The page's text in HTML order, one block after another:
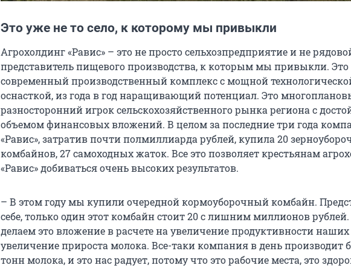
Это уже не то село, к которому мы привыкли
Агрохолдинг «Равис» – это не просто сельхозпредприятие и не
представитель пищевого производства, к которым мы привыкли. Это
современный производственный комплекс с мощной
оснасткой, из года в год наращивающий потенциал. Это
разносторонний игрок сельскохозяйственного рынка региона с
объемом финансовых вложений. В целом за последние три года
«Равис», затратив почти полмиллиарда рублей, купила 20
комбайнов, 27 самоходных жаток. Все это позволяет крестьянам
«Равис» добиваться очень высоких результатов.
– В этом году мы купили очередной кормоуборочный комбайн.
себе, только один этот комбайн стоит 20 с лишним миллионов
делаем это вложение в расчете на увеличение продуктивности
увеличение прироста молока. Все-таки компания в день производит
тонн молока, и это нас радует, потому что это рабочие места, это